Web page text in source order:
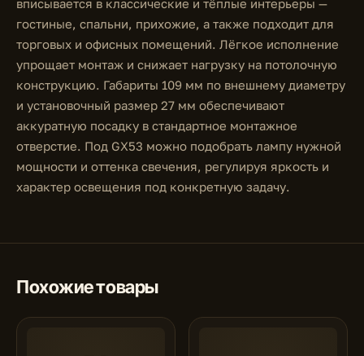
вписывается в классические и тёплые интерьеры —
гостиные, спальни, прихожие, а также подходит для
торговых и офисных помещений. Лёгкое исполнение
упрощает монтаж и снижает нагрузку на потолочную
конструкцию. Габариты 109 мм по внешнему диаметру
и установочный размер 27 мм обеспечивают
аккуратную посадку в стандартное монтажное
отверстие. Под GX53 можно подобрать лампу нужной
мощности и оттенка свечения, регулируя яркость и
характер освещения под конкретную задачу.
Похожие товары